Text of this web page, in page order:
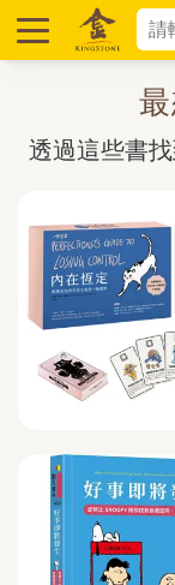
透過這些書